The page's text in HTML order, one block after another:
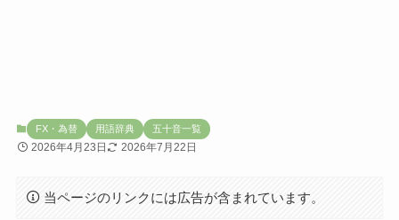
FX・為替 用語辞典 五十音一覧
2026年4月23日 2026年7月22日
当ページのリンクには広告が含まれています。